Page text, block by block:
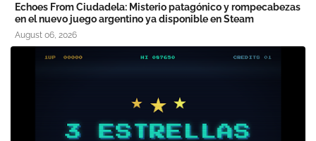
Echoes From Ciudadela: Misterio patagónico y rompecabezas
en el nuevo juego argentino ya disponible en Steam
August 06, 2026